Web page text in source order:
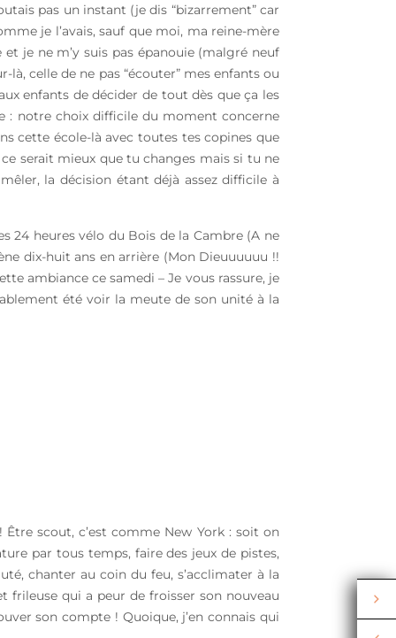
pas un instant (je dis “bizarrement” car
je l’avais, sauf que moi, ma reine-mère
je ne m’y suis pas épanouie (malgré neuf
celle de ne pas “écouter” mes enfants ou
enfants de décider de tout dès que ça les
: notre choix difficile du moment concerne
cette école-là avec toutes tes copines que
serait mieux que tu changes mais si tu ne
la décision étant déjà assez difficile à
24 heures vélo du Bois de la Cambre (A ne
dix-huit ans en arrière (Mon Dieuuuuuu !!
ambiance ce samedi – Je vous rassure, je
été voir la meute de son unité à la
scout, c’est comme New York : soit on
par tous temps, faire des jeux de pistes,
chanter au coin du feu, s’acclimater à la
qui a peur de froisser son nouveau
son compte ! Quoique, j’en connais qui